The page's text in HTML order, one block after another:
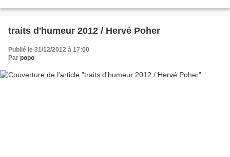
traits d'humeur 2012 / Hervé Poher
Publié le 31/12/2012 à 17:00
Par popo